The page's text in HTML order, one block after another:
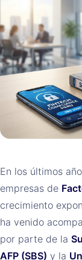
En los últimos
empresas de
crecimiento
ha venido
por parte de la
AFP (SBS) y la